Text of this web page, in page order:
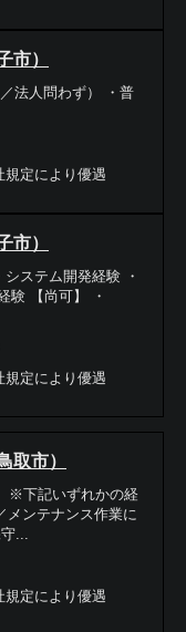
市）
法人問わず） ・普
定により優遇
市）
ステム開発経験 ・
験 【尚可】 ・
定により優遇
取市）
※下記いずれかの経
ンテナンス作業に
...
定により優遇